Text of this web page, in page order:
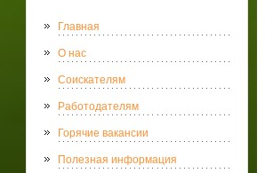
Главная
О нас
Соискателям
Работодателям
Горячие вакансии
Полезная информация